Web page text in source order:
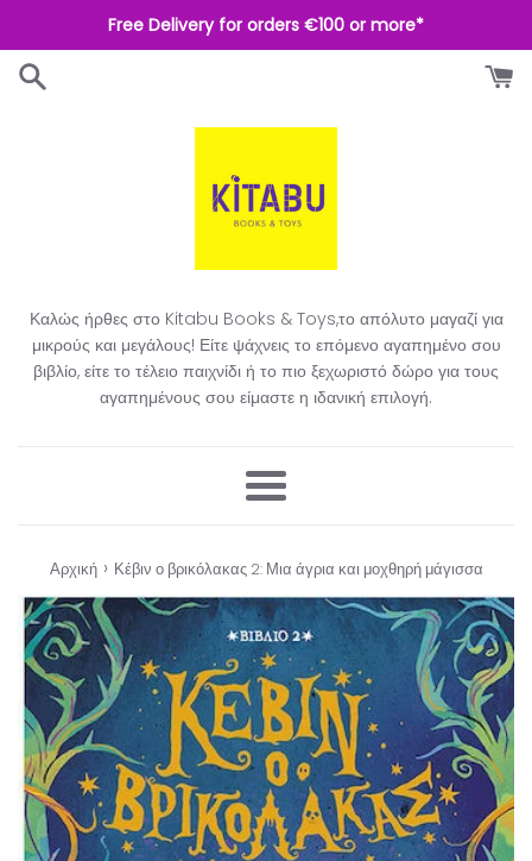
στο
περιεχόμενο
Free Delivery for orders €100 or more*
Καλώς ήρθες στο Kitabu Books & Toys,το απόλυτο μαγαζί για
μικρούς και μεγάλους! Είτε ψάχνεις το επόμενο αγαπημένο σου
βιβλίο, είτε το τέλειο παιχνίδι ή το πιο ξεχωριστό δώρο για τους
αγαπημένους σου είμαστε η ιδανική επιλογή.​
Μενού
Αρχική › Κέβιν ο βρικόλακας 2: Μια άγρια και μοχθηρή μάγισσα